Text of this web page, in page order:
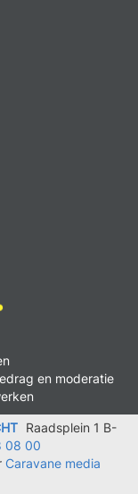
en moderatie
Raadsplein 1 B-
08 00
Caravane media